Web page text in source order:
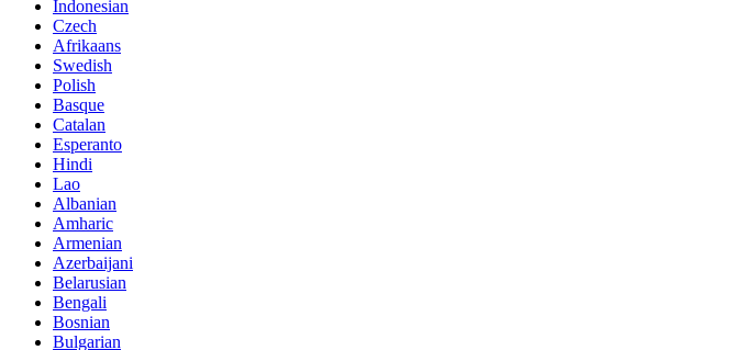
Indonesian
Czech
Afrikaans
Swedish
Polish
Basque
Catalan
Esperanto
Hindi
Lao
Albanian
Amharic
Armenian
Azerbaijani
Belarusian
Bengali
Bosnian
Bulgarian